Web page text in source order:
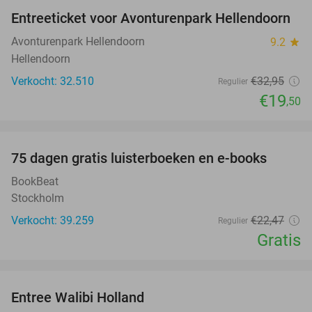
41%
Entreeticket voor Avonturenpark Hellendoorn
Avonturenpark Hellendoorn 9.2 star
Hellendoorn
Verkocht: 32.510
Regulier €32,95
€19,50
75 dagen gratis luisterboeken en e-books
BookBeat
Stockholm
Verkocht: 39.259
Regulier €22,47
Gratis
Entree Walibi Holland